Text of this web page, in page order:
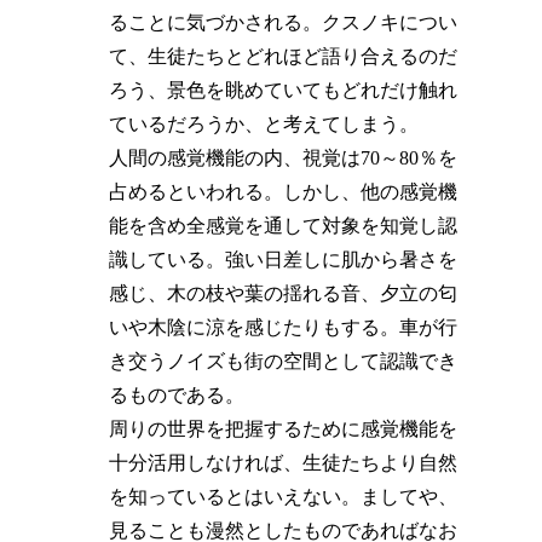
ることに気づかされる。クスノキについ
て、生徒たちとどれほど語り合えるのだ
ろう、景色を眺めていてもどれだけ触れ
ているだろうか、と考えてしまう。
人間の感覚機能の内、視覚は70～80％を
占めるといわれる。しかし、他の感覚機
能を含め全感覚を通して対象を知覚し認
識している。強い日差しに肌から暑さを
感じ、木の枝や葉の揺れる音、夕立の匂
いや木陰に涼を感じたりもする。車が行
き交うノイズも街の空間として認識でき
るものである。
周りの世界を把握するために感覚機能を
十分活用しなければ、生徒たちより自然
を知っているとはいえない。ましてや、
見ることも漫然としたものであればなお